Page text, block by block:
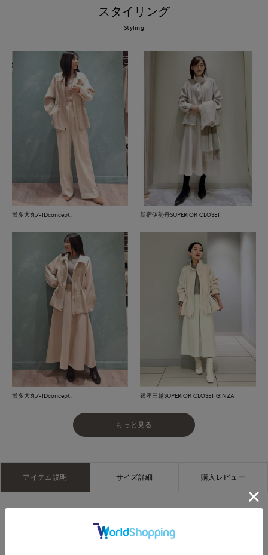
スタイリング
Styling
博多大丸7-IDconcept. 新宿伊勢丹SUPERIOR CLOSET
博多大丸7-IDconcept. 銀座三越SUPERIOR CLOSET GINZA
もっと見る
アイテム説明 サイズ詳細 購入レビュー
■デザイン
スポーティーなデザインながらスタンドカラーでカジュアルに
なり過ぎず、シャープな着こなしが決まります。横から見た時